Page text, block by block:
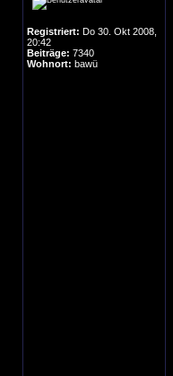
Registriert: Do 30. Okt 2008,
20:42
Beiträge: 7340
Wohnort: bawü